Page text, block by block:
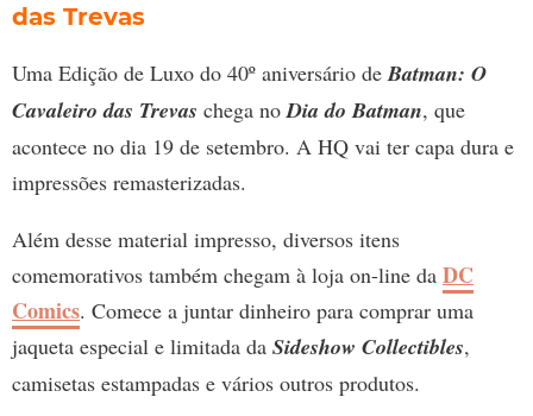
das Trevas
Uma Edição de Luxo do 40º aniversário deBatman: O
Cavaleiro das Trevas chega noDia do Batman, que
acontece no dia 19 de setembro. A HQ vai ter capa dura e
impressões remasterizadas.
Além desse material impresso, diversos itens
comemorativos também chegam à loja on-line da DC
Comics. Comece a juntar dinheiro para comprar uma
jaqueta especial e limitada da Sideshow Collectibles,
camisetas estampadas e vários outros produtos.